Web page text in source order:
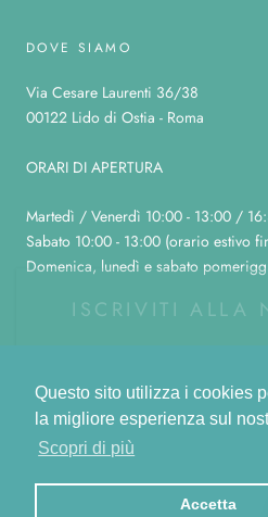
Questo sito utilizza i cookies
la migliore esperienza sul
Scopri di più
Accetta
DOVE SIAMO
Via Cesare Laurenti 36/38
00122 Lido di Ostia - Roma
ORARI DI APERTURA
Martedì / Venerdì 10:00 - 13:00 /
Sabato 10:00 - 13:00 (orario estivo
Domenica, lunedì e sabato
Powered by